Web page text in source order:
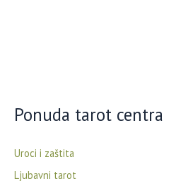
Ponuda tarot centra
Uroci i zaštita
Ljubavni tarot